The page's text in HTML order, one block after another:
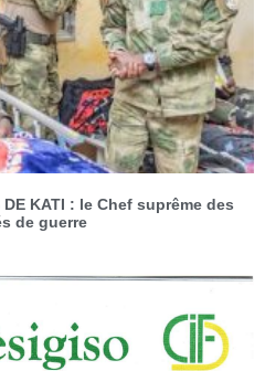
DE KATI : le Chef suprême des
de guerre